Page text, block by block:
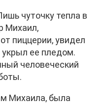
чуточку тепла в
Михаил,
пиццерии, увидел
ее пледом.
человеческий
Михаила, была